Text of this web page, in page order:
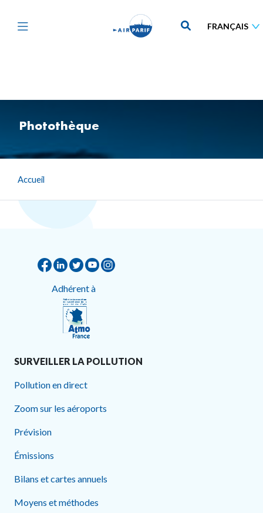
au
contenu
Photothèque
Accueil
Adhérent à
SURVEILLER LA POLLUTION
Pollution en direct
Zoom sur les aéroports
Prévision
Émissions
Bilans et cartes annuels
Moyens et méthodes